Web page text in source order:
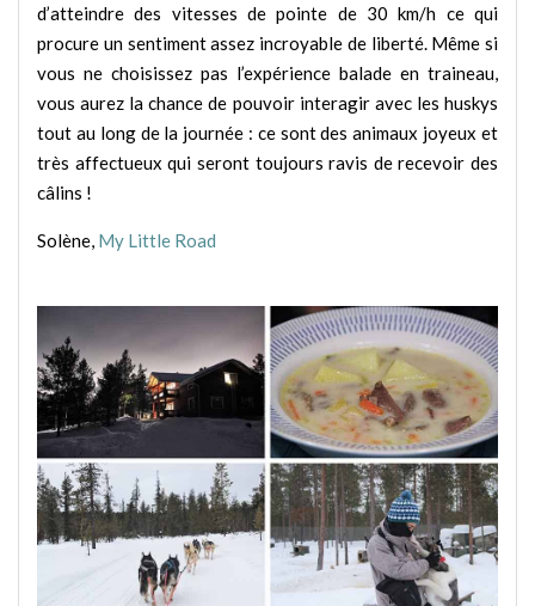
d’atteindre des vitesses de pointe de 30 km/h ce qui
procure un sentiment assez incroyable de liberté. Même si
vous ne choisissez pas l’expérience balade en traineau,
vous aurez la chance de pouvoir interagir avec les huskys
tout au long de la journée : ce sont des animaux joyeux et
très affectueux qui seront toujours ravis de recevoir des
câlins !
Solène, My Little Road